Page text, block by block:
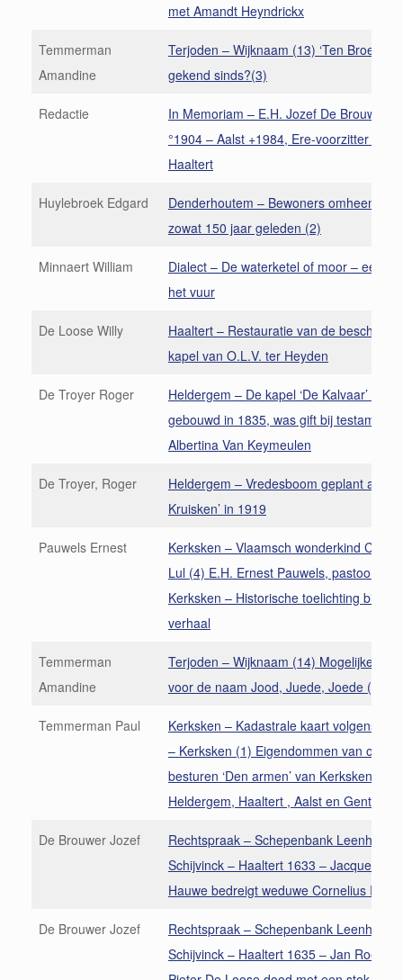
met Amandt Heyndrickx
Temmerman
Amandine
Terjoden – Wijknaam (13) ‘Ten Broecke’
gekend sinds?(3)
Redactie
In Memoriam – E.H. Jozef De Brouwer,
°1904 – Aalst +1984, Ere-voorzitter
Haaltert
Huylebroek Edgard
Denderhoutem – Bewoners omheen
zowat 150 jaar geleden (2)
Minnaert William
Dialect – De waterketel of moor – een
het vuur
De Loose Willy
Haaltert – Restauratie van de
kapel van O.L.V. ter Heyden
De Troyer Roger
Heldergem – De kapel ‘De Kalvaar’ werd
gebouwd in 1835, was gift bij testament
Albertina Van Keymeulen
De Troyer, Roger
Heldergem – Vredesboom geplant aan
Kruisken’ in 1919
Pauwels Ernest
Kerksken – Vlaamsch wonderkind
Lul (4) E.H. Ernest Pauwels, pastoor van
Kerksken – Historische toelichting bij het
verhaal
Temmerman
Amandine
Terjoden – Wijknaam (14) Mogelijke
voor de naam Jood, Juede, Joede (1)
Temmerman Paul
Kerksken – Kadastrale kaart volgens
– Kerksken (1) Eigendommen van
besturen ‘Den armen’ van Kerksken,
Heldergem, Haaltert , Aalst en Gent
De Brouwer Jozef
Rechtspraak – Schepenbank Leenhof de
Schijvinck – Haaltert 1633 – Jacques
Hauwe bedreigt weduwe Cornelius
De Brouwer Jozef
Rechtspraak – Schepenbank Leenhof de
Schijvinck – Haaltert 1635 – Jan